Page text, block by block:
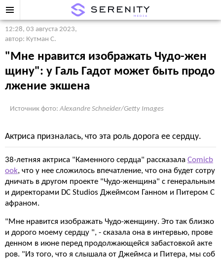
12:28, 03 августа 2023,
автор: Кутман С.
"Мне нравится изображать Чудо-жен
щину": у Галь Гадот может быть продо
лжение экшена
Источник фото: Alexandre Schneider/Getty Images
Актриса призналась, что эта роль дорога ее сердцу.
38-летняя актриса "Каменного сердца" рассказала Comicb
ook, что у нее сложилось впечатление, что она будет сотру
дничать в другом проекте "Чудо-женщина" с генеральным
и директорами DC Studios Джеймсом Ганном и Питером С
афраном.
"Мне нравится изображать Чудо-женщину. Это так близко
и дорого моему сердцу ", - сказала она в интервью, прове
денном в июне перед продолжающейся забастовкой акте
ров. "Из того, что я слышала от Джеймса и Питера, мы соб